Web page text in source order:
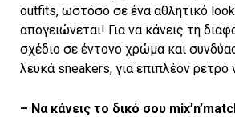
outfits, ωστόσο σε ένα αθλητικό look
απογειώνεται! Για να κάνεις τη
σχέδιο σε έντονο χρώμα και
λευκά sneakers, για επιπλέον ρετρό
– Nα κάνεις το δικό σου